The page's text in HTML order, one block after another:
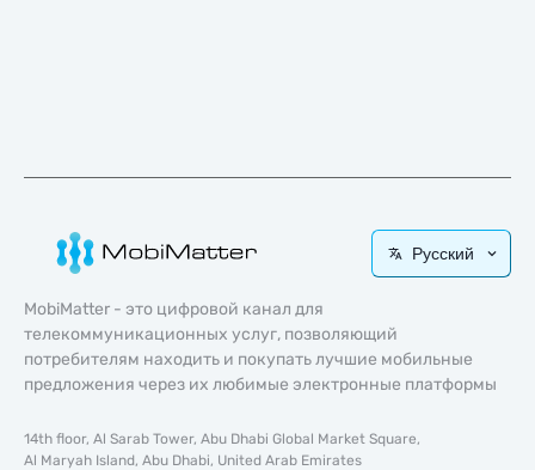
Русский
MobiMatter - это цифровой канал для
телекоммуникационных услуг, позволяющий
потребителям находить и покупать лучшие мобильные
предложения через их любимые электронные платформы
14th floor, Al Sarab Tower, Abu Dhabi Global Market Square,
Al Maryah Island, Abu Dhabi, United Arab Emirates